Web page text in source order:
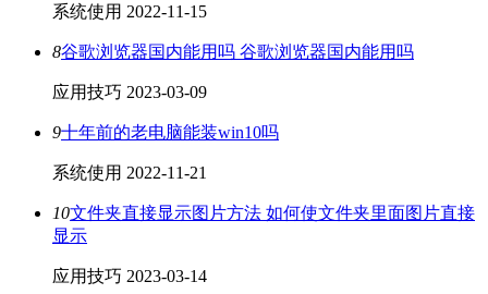
系统使用 2022-11-15
8谷歌浏览器国内能用吗 谷歌浏览器国内能用吗
应用技巧 2023-03-09
9十年前的老电脑能装win10吗
系统使用 2022-11-21
10文件夹直接显示图片方法 如何使文件夹里面图片直接
显示
应用技巧 2023-03-14